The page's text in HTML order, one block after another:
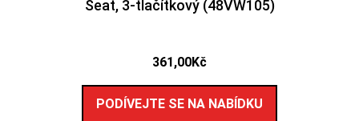
Seat, 3-tlačítkový (48VW105)
361,00Kč
PODÍVEJTE SE NA NABÍDKU